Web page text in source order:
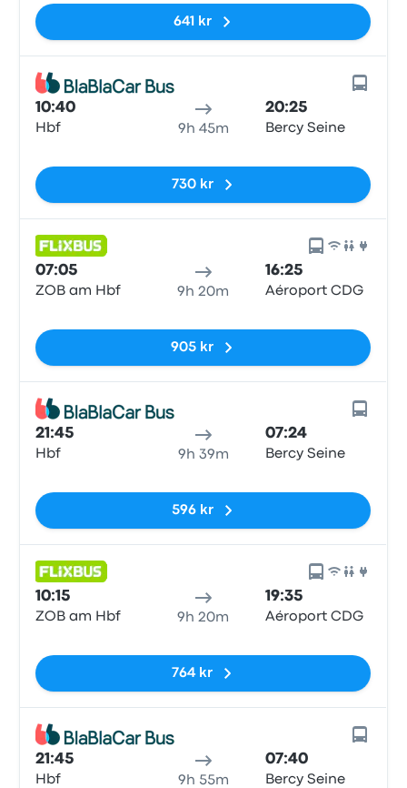
641 kr
10:40
Hbf 9h 45m
20:25
Bercy Seine
730 kr
07:05
ZOB am Hbf 9h 20m
16:25
Aéroport CDG
905 kr
21:45
Hbf 9h 39m
07:24
Bercy Seine
596 kr
10:15
ZOB am Hbf 9h 20m
19:35
Aéroport CDG
764 kr
21:45
Hbf 9h 55m
07:40
Bercy Seine